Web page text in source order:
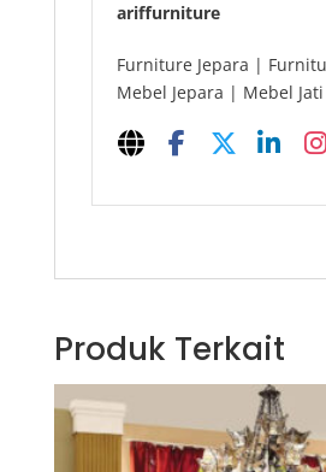
ariffurniture
Furniture Jepara |
Mebel Jepara | Mebel Jati
Produk Terkait